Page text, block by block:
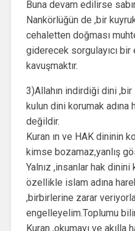
Buna devam edilirse
Nankörlüğün de ,bir
cehaletten doğması
giderecek sorgulayıcı
kavuşmaktır.
3)Allahın indirdiği dini
kulun dini korumak
değildir.
Kuran ın ve HAK dininin
kimse bozamaz,yanlış
Yalnız ,insanlar hak dinini
özellikle islam adına
,birbirlerine zarar
engelleyelim.Toplumu
Kuran ,okumayı ve akılla